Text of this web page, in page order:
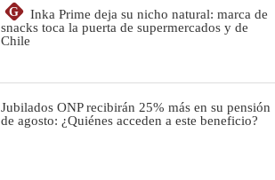
G
Inka Prime deja su nicho natural: marca de
snacks toca la puerta de supermercados y de
Chile
Jubilados ONP recibirán 25% más en su pensión
de agosto: ¿Quiénes acceden a este beneficio?